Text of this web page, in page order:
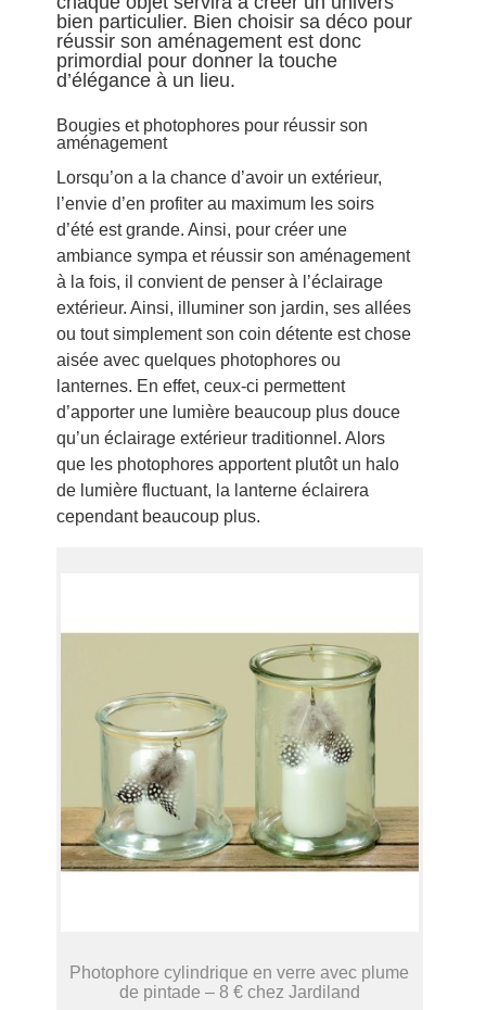
bien particulier. Bien choisir sa déco pour
réussir son aménagement est donc
primordial pour donner la touche
d’élégance à un lieu.
Bougies et photophores pour réussir son
aménagement
Lorsqu’on a la chance d’avoir un extérieur,
l’envie d’en profiter au maximum les soirs
d’été est grande. Ainsi, pour créer une
ambiance sympa et réussir son aménagement
à la fois, il convient de penser à l’éclairage
extérieur. Ainsi, illuminer son jardin, ses allées
ou tout simplement son coin détente est chose
aisée avec quelques photophores ou
lanternes. En effet, ceux-ci permettent
d’apporter une lumière beaucoup plus douce
qu’un éclairage extérieur traditionnel. Alors
que les photophores apportent plutôt un halo
de lumière fluctuant, la lanterne éclairera
cependant beaucoup plus.
Photophore cylindrique en verre avec plume
de pintade – 8 € chez Jardiland